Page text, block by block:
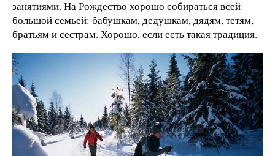
занятиями. На Рождество хорошо собираться всей
большой семьей: бабушкам, дедушкам, дядям, тетям,
братьям и сестрам. Хорошо, если есть такая традиция.